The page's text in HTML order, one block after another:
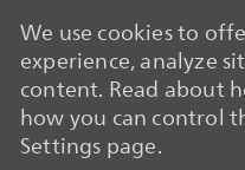
We use cookies to
experience, analyze
content. Read about
how you can control
Settings page.